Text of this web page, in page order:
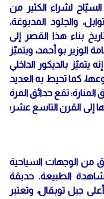
لشراء الكثير من
والجلود المدبوغة،
بناء هذا القصر إلى
الوزير بو أحمد، ويتميّز
يتميّز بالديكور الداخلي
كما تحيط به العديد
المنارة: تقع حدائق المرة
إلى القرن التاسع عشر؛
من الوجهات السياحية
الطبيعة. حديقة
جبل توبقال، وتعتبر